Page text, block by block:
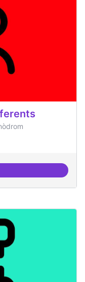
residents referents